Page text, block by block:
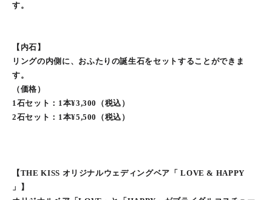
す。
【内石】
リングの内側に、おふたりの誕生石をセットすることができま
す。
（価格）
1石セット：1本¥3,300（税込）
2石セット：1本¥5,500（税込）
【THE KISS オリジナルウェディングベア「 LOVE & HAPPY
」】